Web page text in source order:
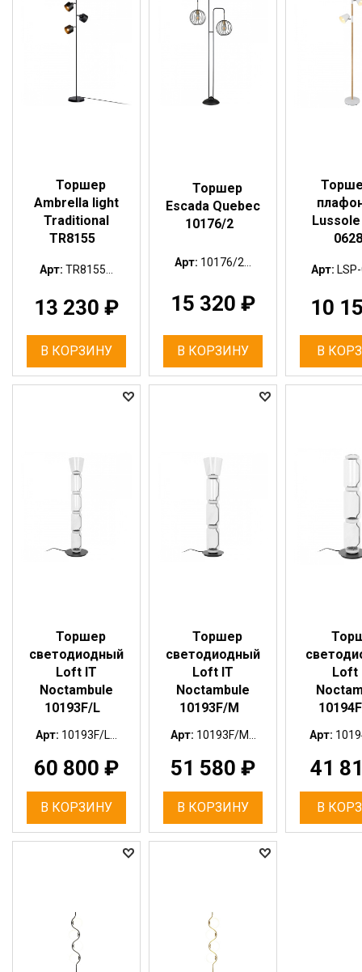
Торшер
Ambrella light
Traditional
TR8155
Арт: TR8155...
13 230 ₽
В КОРЗИНУ
Торшер
Escada Quebec
10176/2
Арт: 10176/2...
15 320 ₽
В КОРЗИНУ
0628
Арт:
10
В
Торшер
светодиодный
Loft IT
Noctambule
10193F/L
Арт: 10193F/L...
60 800 ₽
В КОРЗИНУ
Торшер
светодиодный
Loft IT
Noctambule
10193F/M
Арт: 10193F/M...
51 580 ₽
В КОРЗИНУ
Loft
Арт:
41
В